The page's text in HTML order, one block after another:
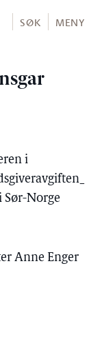
SØK MENY
i
Sør-Norge
Anne Enger